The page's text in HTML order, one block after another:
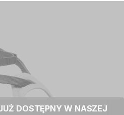
DOSTĘPNY W NASZEJ